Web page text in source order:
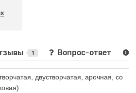
1 Вопрос-ответ
двустворчатая, арочная, со